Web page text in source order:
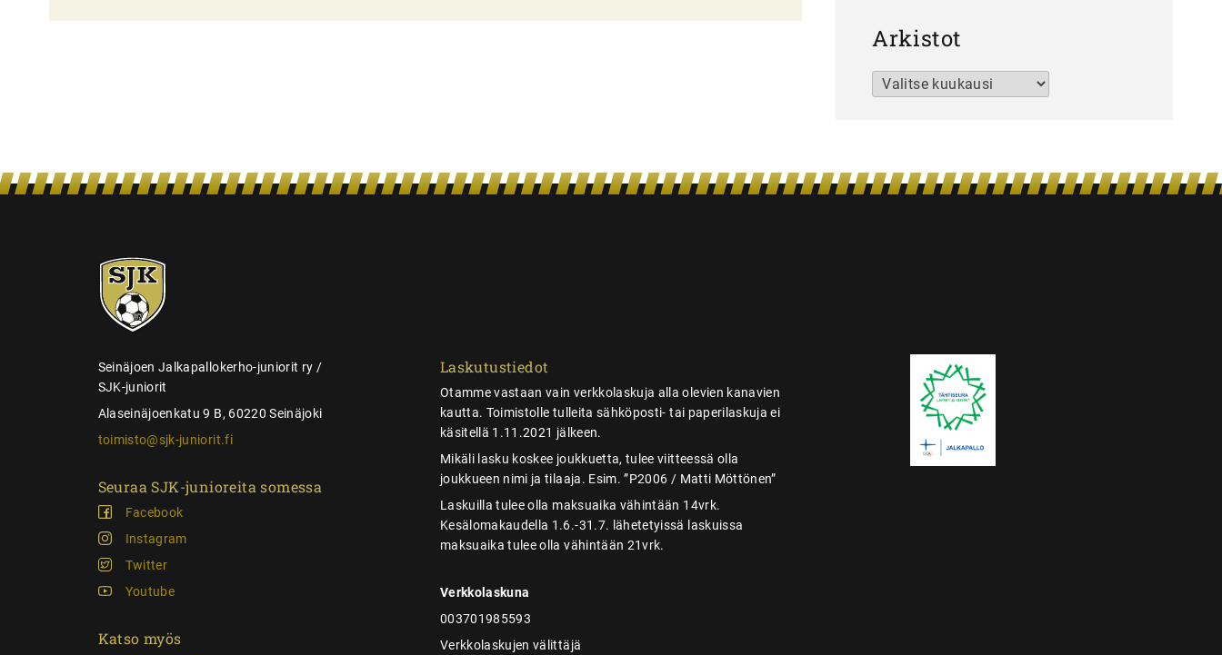
l
Arkistot
Arkistot
SJK-
juniorit
Seinäjoen Jalkapallokerho-juniorit ry /
SJK-juniorit
Alaseinäjoenkatu 9 B, 60220 Seinäjoki
toimisto@sjk-juniorit.fi
Seuraa SJK-junioreita somessa
Facebook
Instagram
Twitter
Youtube
Katso myös
Laskutustiedot
Otamme vastaan vain verkkolaskuja alla olevien kanavien
kautta. Toimistolle tulleita sähköposti- tai paperilaskuja ei
käsitellä 1.11.2021 jälkeen.
Mikäli lasku koskee joukkuetta, tulee viitteessä olla
joukkueen nimi ja tilaaja. Esim. ”P2006 / Matti Möttönen”
Laskuilla tulee olla maksuaika vähintään 14vrk.
Kesälomakaudella 1.6.-31.7. lähetetyissä laskuissa
maksuaika tulee olla vähintään 21vrk.
Verkkolaskuna
003701985593
Verkkolaskujen välittäjä